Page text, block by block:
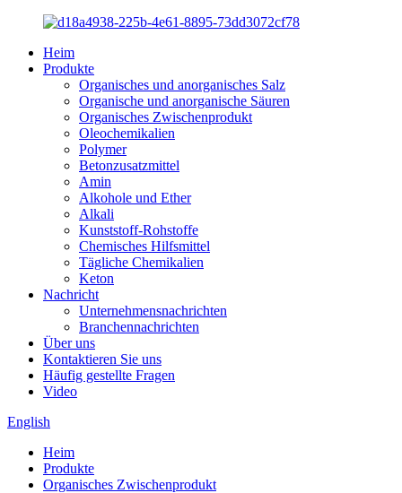
Heim
Produkte
Organisches und anorganisches Salz
Organische und anorganische Säuren
Organisches Zwischenprodukt
Oleochemikalien
Polymer
Betonzusatzmittel
Amin
Alkohole und Ether
Alkali
Kunststoff-Rohstoffe
Chemisches Hilfsmittel
Tägliche Chemikalien
Keton
Nachricht
Unternehmensnachrichten
Branchennachrichten
Über uns
Kontaktieren Sie uns
Häufig gestellte Fragen
Video
English
Heim
Produkte
Organisches Zwischenprodukt